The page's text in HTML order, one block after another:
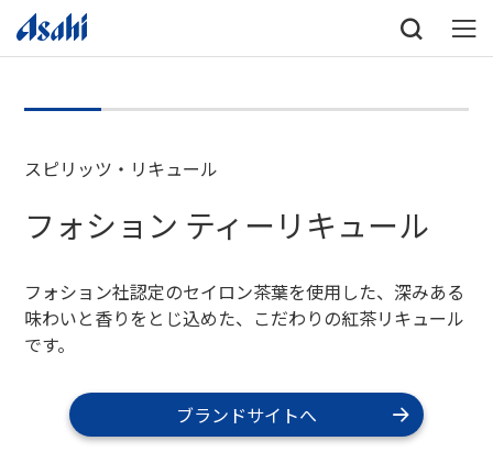
スピリッツ・リキュール
フォション ティーリキュール
フォション社認定のセイロン茶葉を使用した、深みある
味わいと香りをとじ込めた、こだわりの紅茶リキュール
です。
ブランドサイトへ